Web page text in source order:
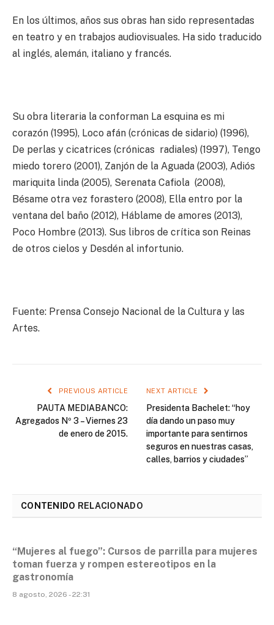
En los últimos, años sus obras han sido representadas
en teatro y en trabajos audiovisuales. Ha sido traducido
al inglés, alemán, italiano y francés.
Su obra literaria la conforman La esquina es mi
corazón (1995), Loco afán (crónicas de sidario) (1996),
De perlas y cicatrices (crónicas radiales) (1997), Tengo
miedo torero (2001), Zanjón de la Aguada (2003), Adiós
mariquita linda (2005), Serenata Cafiola (2008),
Bésame otra vez forastero (2008), Ella entro por la
ventana del baño (2012), Háblame de amores (2013),
Poco Hombre (2013). Sus libros de crítica son Reinas
de otros cielos y Desdén al infortunio.
Fuente: Prensa Consejo Nacional de la Cultura y las
Artes.
PREVIOUS ARTICLE
PAUTA MEDIABANCO:
Agregados Nº 3 – Viernes 23
de enero de 2015.
NEXT ARTICLE
Presidenta Bachelet: “hoy
día dando un paso muy
importante para sentirnos
seguros en nuestras casas,
calles, barrios y ciudades”
CONTENIDO RELACIONADO
“Mujeres al fuego”: Cursos de parrilla para mujeres
toman fuerza y rompen estereotipos en la
gastronomía
8 agosto, 2026 - 22:31